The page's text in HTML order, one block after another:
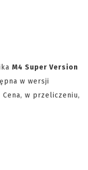
M4 Super Version
w wersji
Cena, w przeliczeniu,